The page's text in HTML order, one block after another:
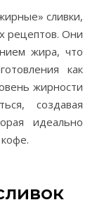
сливки,
рецептов. Они
жира, что
как
жирности
создавая
идеально